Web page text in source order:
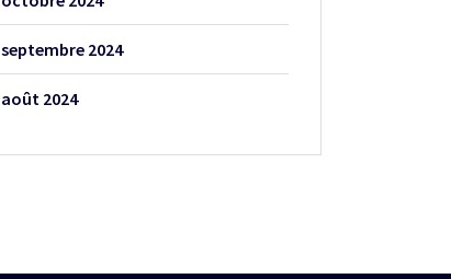
septembre 2024
août 2024